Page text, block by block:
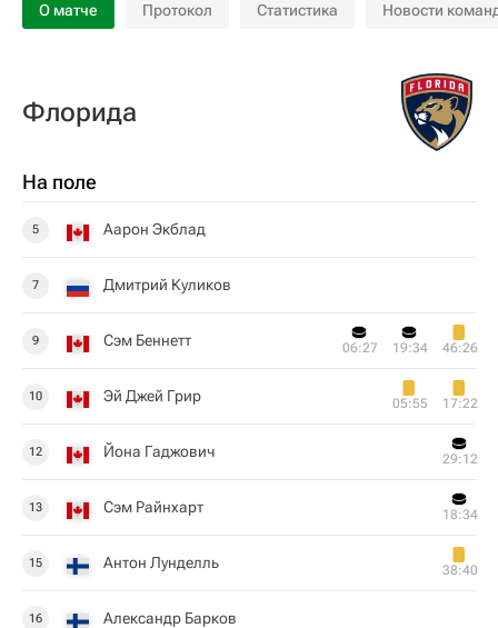
О матче Протокол Статистика Новости
Флорида
На поле
5 Аарон Экблад
7 Дмитрий Куликов
9 Сэм Беннетт 06:27 19:34 46:26
10 Эй Джей Грир 05:55 17:22
12 Йона Гаджович 29:12
13 Сэм Райнхарт 18:34
15 Антон Лунделль 38:40
16 Александр Барков